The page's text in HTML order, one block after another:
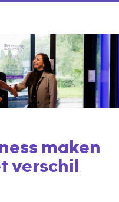
maken
verschil